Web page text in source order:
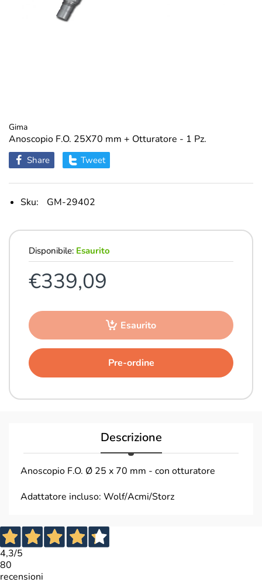
Gima
Anoscopio F.O. 25X70 mm + Otturatore - 1 Pz.
Share Tweet
Sku: GM-29402
Disponibile: Esaurito
€339,09
Esaurito
Pre-ordine
Descrizione
Anoscopio F.O. Ø 25 x 70 mm - con otturatore
Adattatore incluso: Wolf/Acmi/Storz
4,3/5
80
recensioni